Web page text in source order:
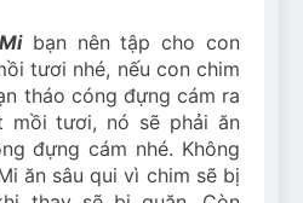
bạn nên tập cho con
tươi nhé, nếu con chim
tháo cóng đựng cám ra
tươi, nó sẽ phải ăn
đựng cám nhé. Không
ăn sâu qui vì chim sẽ bị